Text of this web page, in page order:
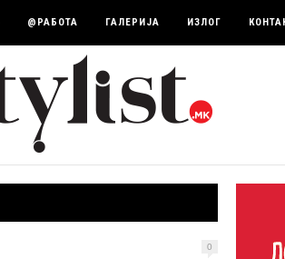
@РАБОТА ГАЛЕРИЈА ИЗЛОГ
0